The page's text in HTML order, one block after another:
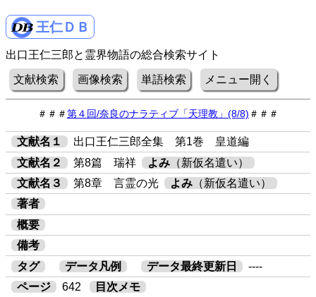
王仁ＤＢ
出口王仁三郎と霊界物語の総合検索サイト
文献検索 画像検索 単語検索 メニュー開く
＃＃＃第４回/奈良のナラティブ「天理教」(8/8) ＃＃＃
文献名１
出口王仁三郎全集 第1巻 皇道編
文献名２
第8篇 瑞祥 よみ （新仮名遣い）
文献名３
第8章 言霊の光 よみ （新仮名遣い）
著者
概要
備考
タグ
データ凡例 データ最終更新日
----
ページ
642
目次メモ